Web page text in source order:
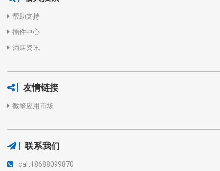
帮助支持
插件中心
酒店资讯
友情链接
微擎应用市场
联系我们
call:18688099870